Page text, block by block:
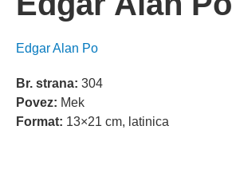
Edgar Alan Po
Br. strana: 304
Povez: Mek
Format: 13×21 cm, latinica